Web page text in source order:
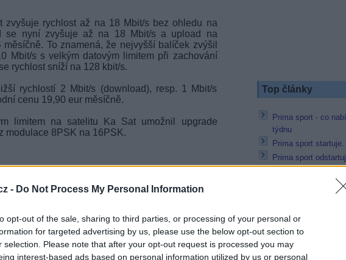
- Do Not Process My Personal Information
opt-out of the sale, sharing to third parties, or processing of your personal or
for targeted advertising by us, please use the below opt-out section to
selection. Please note that after your opt-out request is processed you may
interest-based ads based on personal information utilized by us or personal
zvyšuje rychlost až na 18 Mbit/s bez ohledu na
se nyní zvyšuje až na 18 Mbit/s a upload na
To znamená, že nejvyšší balíček zvýšil
Mbit/s s velkým datovým limitem při zachování
rychlost sníží na 128 kbit/s.
rychlostí 2 Mbit/s (download), resp. 1 Mbit/s
cenu 19,90 eur měsíčně.
limitem na satelitu Ka Sat umožnil upgrade
modulace 8PSK na 16PSK.
Top články
Prima sport - co
týdnu
Prima sport
Prima sport
stanici Sporty TV
Prima Sport začala
Arena Sport 1 a 2
Skylink: FILMBOX+
MAGENTA TV:
Man maraton i nový